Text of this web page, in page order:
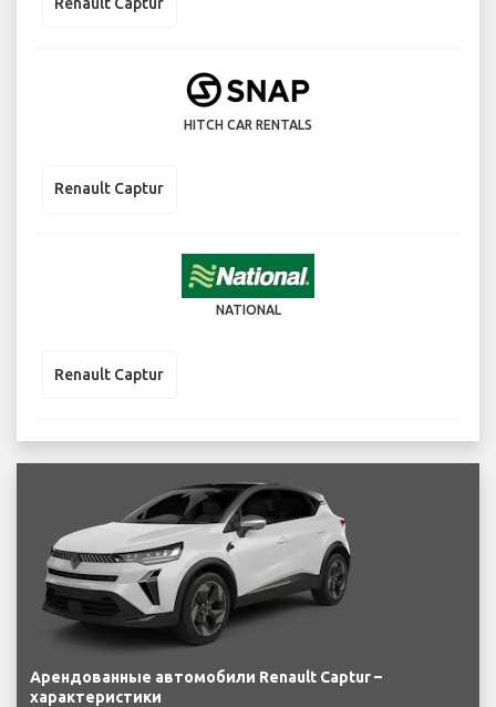
HITCH CAR RENTALS
Renault Captur
NATIONAL
Renault Captur
Арендованные автомобили Renault Captur –
характеристики